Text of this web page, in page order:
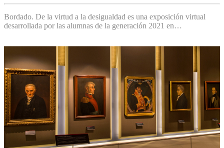
Bordado. De la virtud a la desigualdad es una exposición virtual
desarrollada por las alumnas de la generación 2021 en…